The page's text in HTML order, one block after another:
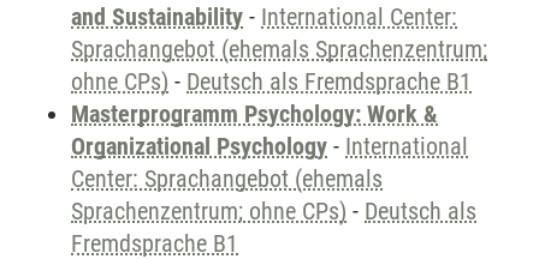
and Sustainability - International Center:
Sprachangebot (ehemals Sprachenzentrum;
ohne CPs) - Deutsch als Fremdsprache B1
Masterprogramm Psychology: Work &
Organizational Psychology - International
Center: Sprachangebot (ehemals
Sprachenzentrum; ohne CPs) - Deutsch als
Fremdsprache B1